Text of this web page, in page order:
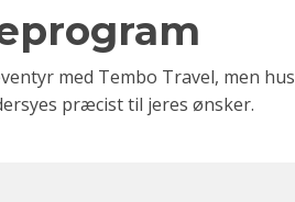
med Tembo Travel, men
præcist til jeres ønsker.